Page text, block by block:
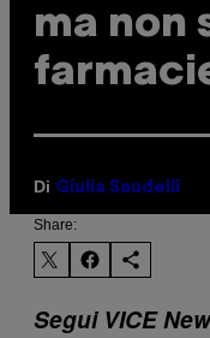
ma non
Di Giulia Saudelli
Share:
Segui VICE